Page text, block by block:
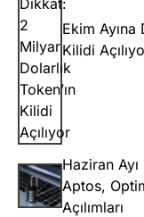
Ekim Ayına
Kilidi
Haziran
Aptos,
Açılımları